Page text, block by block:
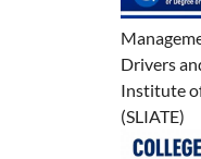
Drivers
Institute
(SLIATE)